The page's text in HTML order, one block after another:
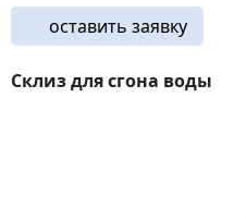
оставить заявку
Склиз для сгона воды